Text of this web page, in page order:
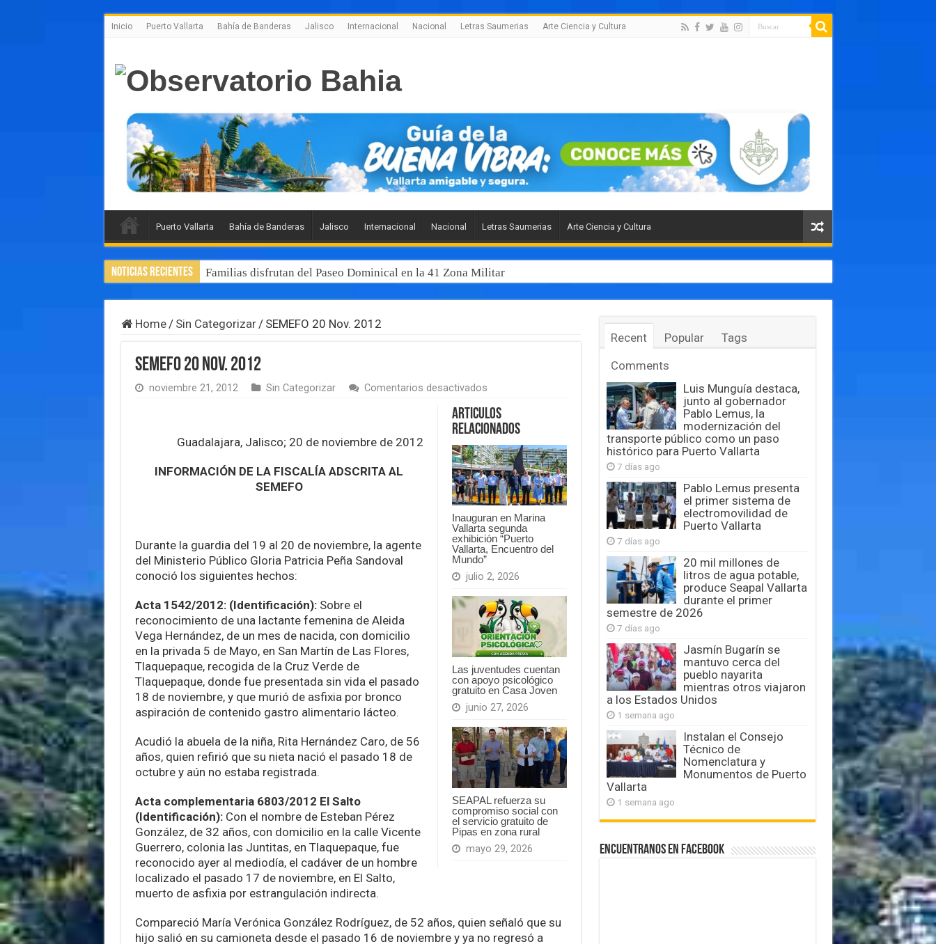
Inicio Puerto Vallarta Bahía de Banderas Jalisco Internacional Nacional Letras Saumerias Arte Ciencia y Cultura
Puerto Vallarta Bahía de Banderas Jalisco Internacional Nacional Letras Saumerias Arte Ciencia y Cultura
Noticias Recientes Familias disfrutan del Paseo Dominical en la 41 Zona Militar
Home / Sin Categorizar / SEMEFO 20 Nov. 2012
SEMEFO 20 Nov. 2012
noviembre 21, 2012 Sin Categorizar Comentarios desactivadosen
20
Nov.
2012
Articulos
Relacionados
Inauguran en Marina
Vallarta segunda
exhibición “Puerto
Vallarta, Encuentro del
Mundo”
julio 2, 2026
Las juventudes cuentan
con apoyo psicológico
gratuito en Casa Joven
junio 27, 2026
SEAPAL refuerza su
compromiso social con
el servicio gratuito de
Pipas en zona rural
mayo 29, 2026
Guadalajara, Jalisco; 20 de noviembre de 2012
INFORMACIÓN DE LA FISCALÍA ADSCRITA AL
SEMEFO
Durante la guardia del 19 al 20 de noviembre, la agente
del Ministerio Público Gloria Patricia Peña Sandoval
conoció los siguientes hechos:
Acta 1542/2012: (Identificación): Sobre el
reconocimiento de una lactante femenina de Aleida
Vega Hernández, de un mes de nacida, con domicilio
en la privada 5 de Mayo, en San Martín de Las Flores,
Tlaquepaque, recogida de la Cruz Verde de
Tlaquepaque, donde fue presentada sin vida el pasado
18 de noviembre, y que murió de asfixia por bronco
aspiración de contenido gastro alimentario lácteo.
Acudió la abuela de la niña, Rita Hernández Caro, de 56
años, quien refirió que su nieta nació el pasado 18 de
octubre y aún no estaba registrada.
Acta complementaria 6803/2012 El Salto
(Identificación): Con el nombre de Esteban Pérez
González, de 32 años, con domicilio en la calle Vicente
Guerrero, colonia las Juntitas, en Tlaquepaque, fue
reconocido ayer al mediodía, el cadáver de un hombre
localizado el pasado 17 de noviembre, en El Salto,
muerto de asfixia por estrangulación indirecta.
Compareció María Verónica González Rodríguez, de 52 años, quien señaló que su
hijo salió en su camioneta desde el pasado 16 de noviembre y ya no regresó a
Recent Popular
Tags
Comments
Luis Munguía destaca,
junto al gobernador
Pablo Lemus, la
modernización del
transporte público como un paso
histórico para Puerto Vallarta
7 días ago
Pablo Lemus presenta
el primer sistema de
electromovilidad de
Puerto Vallarta
7 días ago
20 mil millones de
litros de agua potable,
produce Seapal Vallarta
durante el primer
semestre de 2026
7 días ago
Jasmín Bugarín se
mantuvo cerca del
pueblo nayarita
mientras otros viajaron
a los Estados Unidos
1 semana ago
Instalan el Consejo
Técnico de
Nomenclatura y
Monumentos de Puerto
Vallarta
1 semana ago
Encuentranos en Facebook